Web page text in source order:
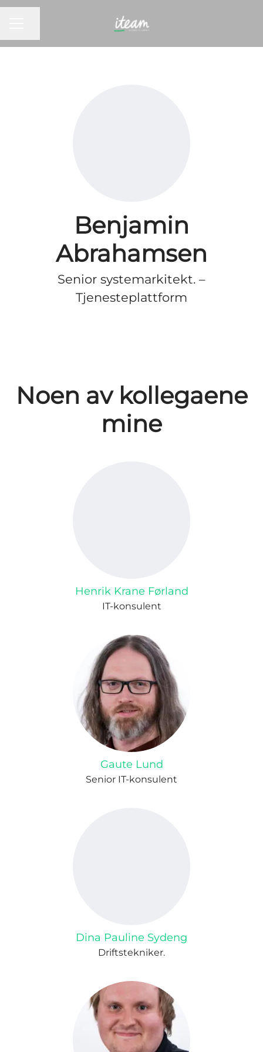
Benjamin
Abrahamsen
Senior systemarkitekt. –
Tjenesteplattform
Noen av kollegaene
mine
Henrik Krane Førland
IT-konsulent
Gaute Lund
Senior IT-konsulent
Dina Pauline Sydeng
Driftstekniker.